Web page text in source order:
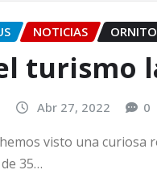
NOTICIAS
turismo
Abr 27, 2022 0
visto una curiosa
35…